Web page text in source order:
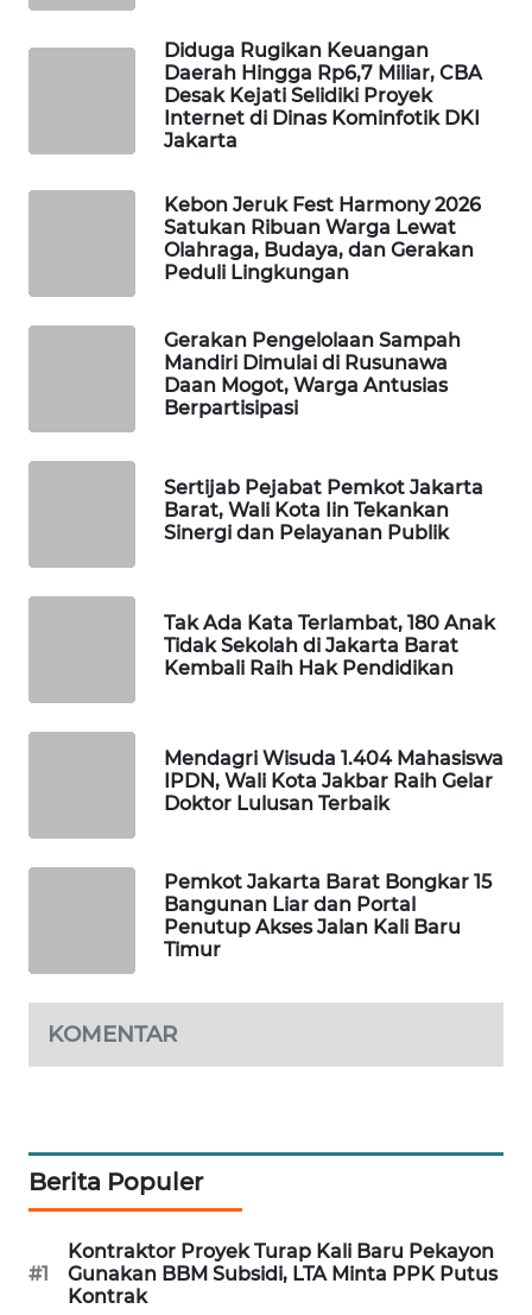
Diduga Rugikan Keuangan
Daerah Hingga Rp6,7 Miliar, CBA
Desak Kejati Selidiki Proyek
Internet di Dinas Kominfotik DKI
Jakarta
Kebon Jeruk Fest Harmony 2026
Satukan Ribuan Warga Lewat
Olahraga, Budaya, dan Gerakan
Peduli Lingkungan
Gerakan Pengelolaan Sampah
Mandiri Dimulai di Rusunawa
Daan Mogot, Warga Antusias
Berpartisipasi
Sertijab Pejabat Pemkot Jakarta
Barat, Wali Kota Iin Tekankan
Sinergi dan Pelayanan Publik
Tak Ada Kata Terlambat, 180 Anak
Tidak Sekolah di Jakarta Barat
Kembali Raih Hak Pendidikan
Mendagri Wisuda 1.404 Mahasiswa
IPDN, Wali Kota Jakbar Raih Gelar
Doktor Lulusan Terbaik
Pemkot Jakarta Barat Bongkar 15
Bangunan Liar dan Portal
Penutup Akses Jalan Kali Baru
Timur
KOMENTAR
Berita Populer
#1
Kontraktor Proyek Turap Kali Baru Pekayon
Gunakan BBM Subsidi, LTA Minta PPK Putus
Kontrak
SIBARAGAS
NEWS
NEWS
KARING
NEWS
GARONGGANG
ENERGI
NEWS
BERKAT
NEWS
BERAMPU
NEWS